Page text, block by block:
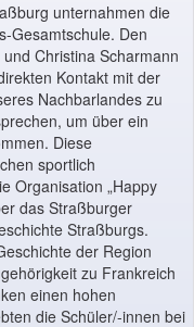
unternahmen die
Gesamtschule. Den
Christina Scharmann
Kontakt mit der
Nachbarlandes zu
um über ein
Diese
sportlich
Organisation „Happy
das Straßburger
Straßburgs.
der Region
zu Frankreich
einen hohen
die Schüler/-innen bei